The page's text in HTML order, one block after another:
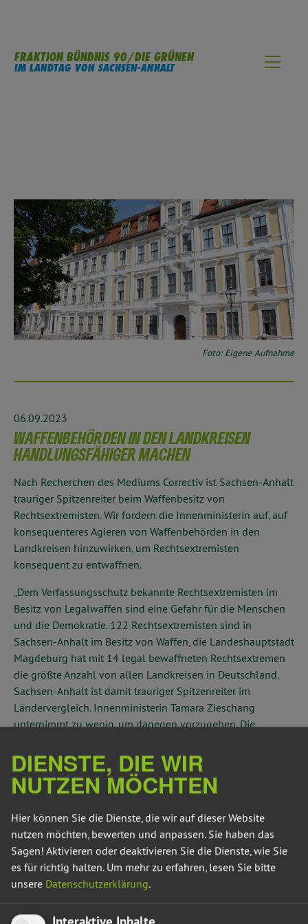
FRAKTION BÜNDNIS 90/DIE GRÜNEN
IM LANDTAG VON SACHSEN-ANHALT
Foto: Eigene Aufnahme
06.09.2023
WAFFENBEHÖRDEN IN DEN LANDKREISEN
HANDLUNGSFÄHIGER MACHEN
Nach Recherchen des Mediums Correctiv ist Sachsen-Anhalt
trauriger Spitzenreiter beim Waffenbesitz von
Rechtsextremisten. Wir fordern die Innenministerin auf, auf
konsequenteres Agieren von Waffenbehörden in den
Landkreisen hinzuwirken, um Rechtsextremisten
konsequent zu entwaffnen.
„Dem Verfassungsschutz bekannte Rechtsextremisten im
Besitz von Legalwaffen sind eine Gefahr für die Menschen
und die Demokratie. 122 Rechtsextremisten sind in
Sachsen-Anhalt im Besitz von Waffen, die Landeshauptstadt
Magdeburg hat mit 14 legal bewaffneten Rechtsextremen
die größte Anzahl von allen Landkreisen in Deutschland.
Sachsen-Anhalt ist damit trauriger Spitzenreiter im
Ländervergleich. Innenministerin Tamara Zieschang
unternimmt zu wenig, um dagegen vorzugehen. Die
handlungsfähiger werden“, fordert Sebastian Striegel,
innenpolitischer Sprecher der grünen Landtagsfraktion.
ihren Fokus stärker auf Kontrollen legen. Das
Innenministerium muss klare Handlungsanweisungen an
die unteren Waffenbehörden geben. Dazu braucht es eine
bessere Ausstattung und Schulungen für die
Mitarbeiter*innen. Es muss auch untersucht werden, ob
gegebenenfalls strukturelle Veränderungen nötig sind“, so
Striegel.
DIENSTE, DIE WIR
NUTZEN MÖCHTEN
Hier können Sie die Dienste, die wir auf dieser Website
nutzen möchten, bewerten und anpassen. Sie haben das
Sagen! Aktivieren oder deaktivieren Sie die Dienste, wie Sie
es für richtig halten. Um mehr zu erfahren, lesen Sie bitte
unsere Datenschutzerklärung.